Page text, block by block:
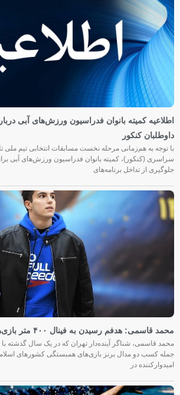
اطلاعیه کمیته بانوان فدراسیون ورزش‌های آبی
داوطلبان کنکور
با توجه به هم‌زمانی مرحله نخست مسابقات انتخابی تیم ملی
سراسری (کنکور)، کمیته بانوان فدراسیون ورزش‌های آبی برای
جلوگیری از تداخل برنامه‌های
محمد قاسمی: هدفم رسیدن به فینال ۴۰۰ متر بازی‌های آسیایی ناگویاست
محمد قاسمی، شناگر آینده‌دار تهران که در یک سال گذشته با
جمله کسب دو مدال برنز بازی‌های همبستگی کشورهای
امیدوارکننده در